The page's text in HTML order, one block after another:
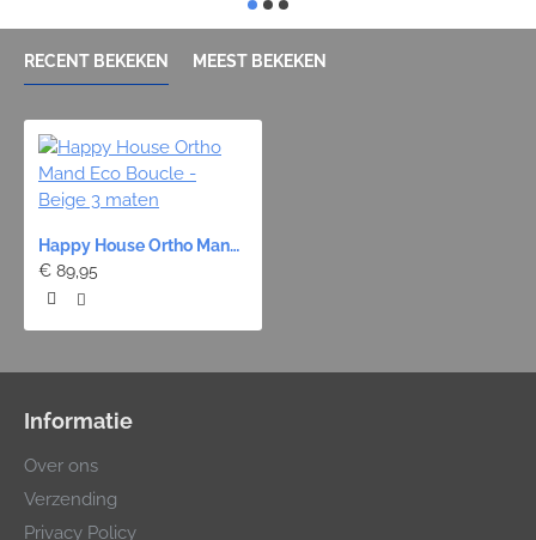
RECENT BEKEKEN MEEST BEKEKEN
Happy House Ortho Mand Eco Boucle - Beige 3 maten
€ 89,95
Informatie
Over ons
Verzending
Privacy Policy